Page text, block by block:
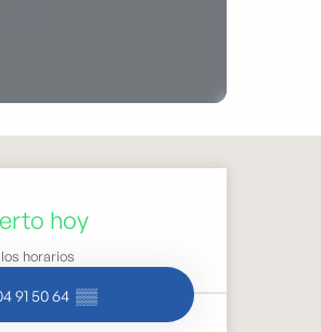
y datos de
hoy
horarios
91 50 64 ▒▒